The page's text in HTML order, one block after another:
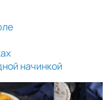
начинкой